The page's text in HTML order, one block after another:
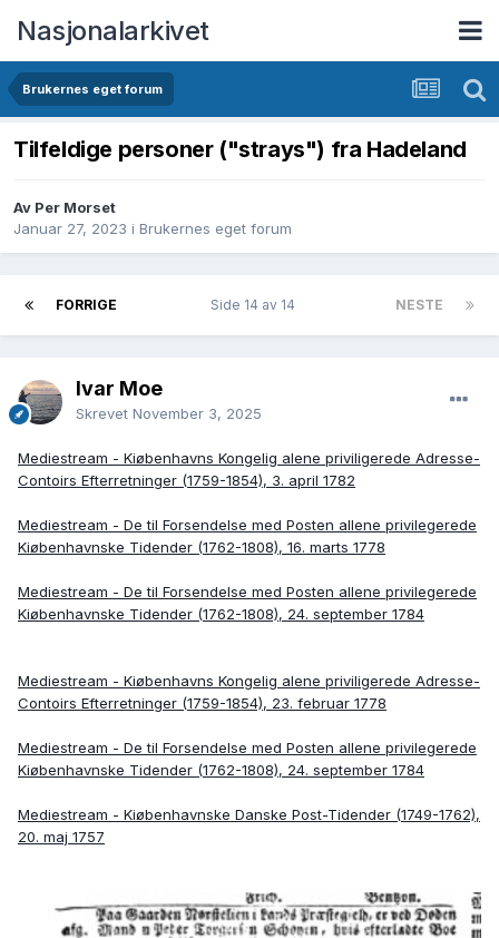
Nasjonalarkivet
Brukernes eget forum
Tilfeldige personer ("strays") fra Hadeland
Av Per Morset
Januar 27, 2023 i Brukernes eget forum
FORRIGE NESTE
Side 14 av 14
Ivar Moe
Skrevet November 3, 2025
Mediestream - Kiøbenhavns Kongelig alene priviligerede Adresse-
Contoirs Efterretninger (1759-1854), 3. april 1782
Mediestream - De til Forsendelse med Posten allene privilegerede
Kiøbenhavnske Tidender (1762-1808), 16. marts 1778
Mediestream - De til Forsendelse med Posten allene privilegerede
Kiøbenhavnske Tidender (1762-1808), 24. september 1784
Mediestream - Kiøbenhavns Kongelig alene priviligerede Adresse-
Contoirs Efterretninger (1759-1854), 23. februar 1778
Mediestream - De til Forsendelse med Posten allene privilegerede
Kiøbenhavnske Tidender (1762-1808), 24. september 1784
Mediestream - Kiøbenhavnske Danske Post-Tidender (1749-1762),
20. maj 1757